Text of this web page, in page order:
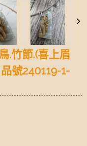
.竹節.(喜上眉
號240119-1-